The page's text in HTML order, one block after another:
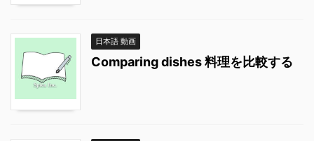
日本語 動画
Comparing dishes 料理を比較する